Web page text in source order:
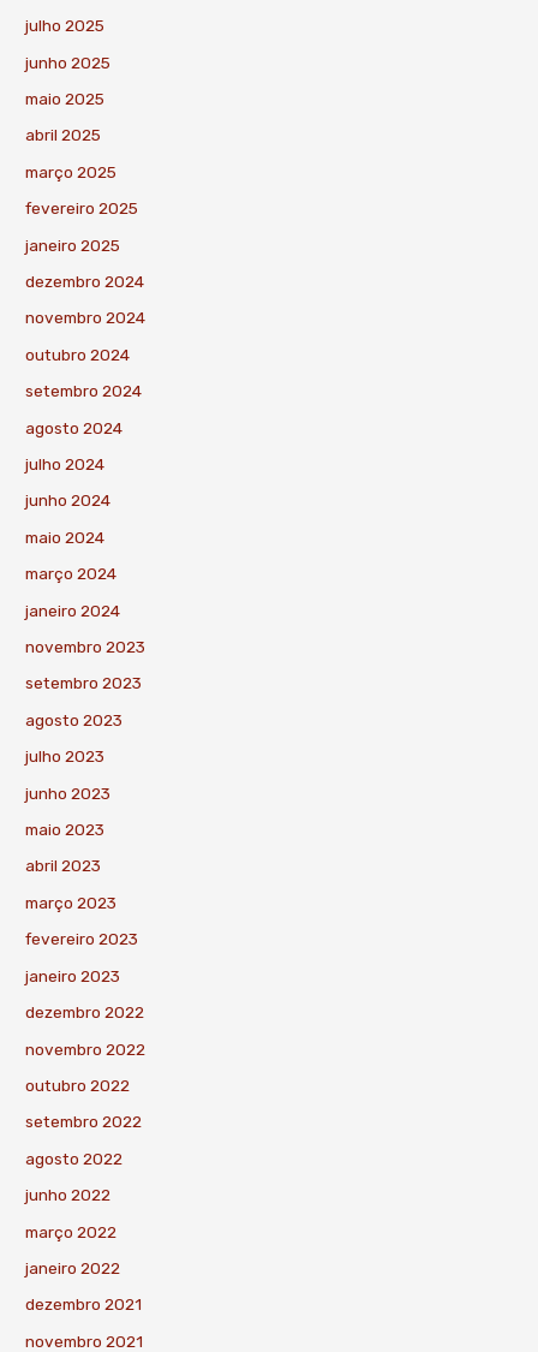
julho 2025
junho 2025
maio 2025
abril 2025
março 2025
fevereiro 2025
janeiro 2025
dezembro 2024
novembro 2024
outubro 2024
setembro 2024
agosto 2024
julho 2024
junho 2024
maio 2024
março 2024
janeiro 2024
novembro 2023
setembro 2023
agosto 2023
julho 2023
junho 2023
maio 2023
abril 2023
março 2023
fevereiro 2023
janeiro 2023
dezembro 2022
novembro 2022
outubro 2022
setembro 2022
agosto 2022
junho 2022
março 2022
janeiro 2022
dezembro 2021
novembro 2021